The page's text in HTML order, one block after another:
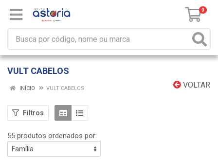
0
VULT CABELOS
VOLTAR
INÍCIO VULT CABELOS
Filtros
55 produtos ordenados por: